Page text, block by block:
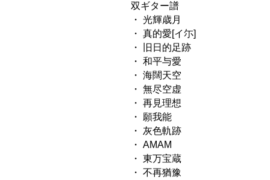
双ギター譜
・ 光輝歳月
・ 真的愛[イ尓]
・ 旧日的足跡
・ 和平与愛
・ 海闊天空
・ 無尽空虚
・ 再見理想
・ 願我能
・ 灰色軌跡
・ AMAM
・ 東万宝蔵
・ 不再猶豫